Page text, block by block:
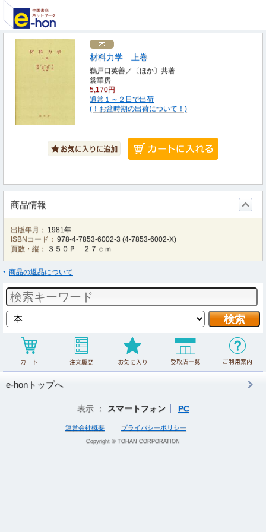
材料力学 上巻
鵜戸口英善／〔ほか〕共著
裳華房
5,170円
通常１～２日で出荷
(！お盆時期の出荷について！)
商品情報
出版年月： 1981年
ISBNコード： 978-4-7853-6002-3 (4-7853-6002-X)
頁数・縦：
３５０Ｐ ２７ｃｍ
商品の返品について
e-honトップへ
表示 ： スマートフォン PC
運営会社概要 プライバシーポリシー
Copyright © TOHAN CORPORATION